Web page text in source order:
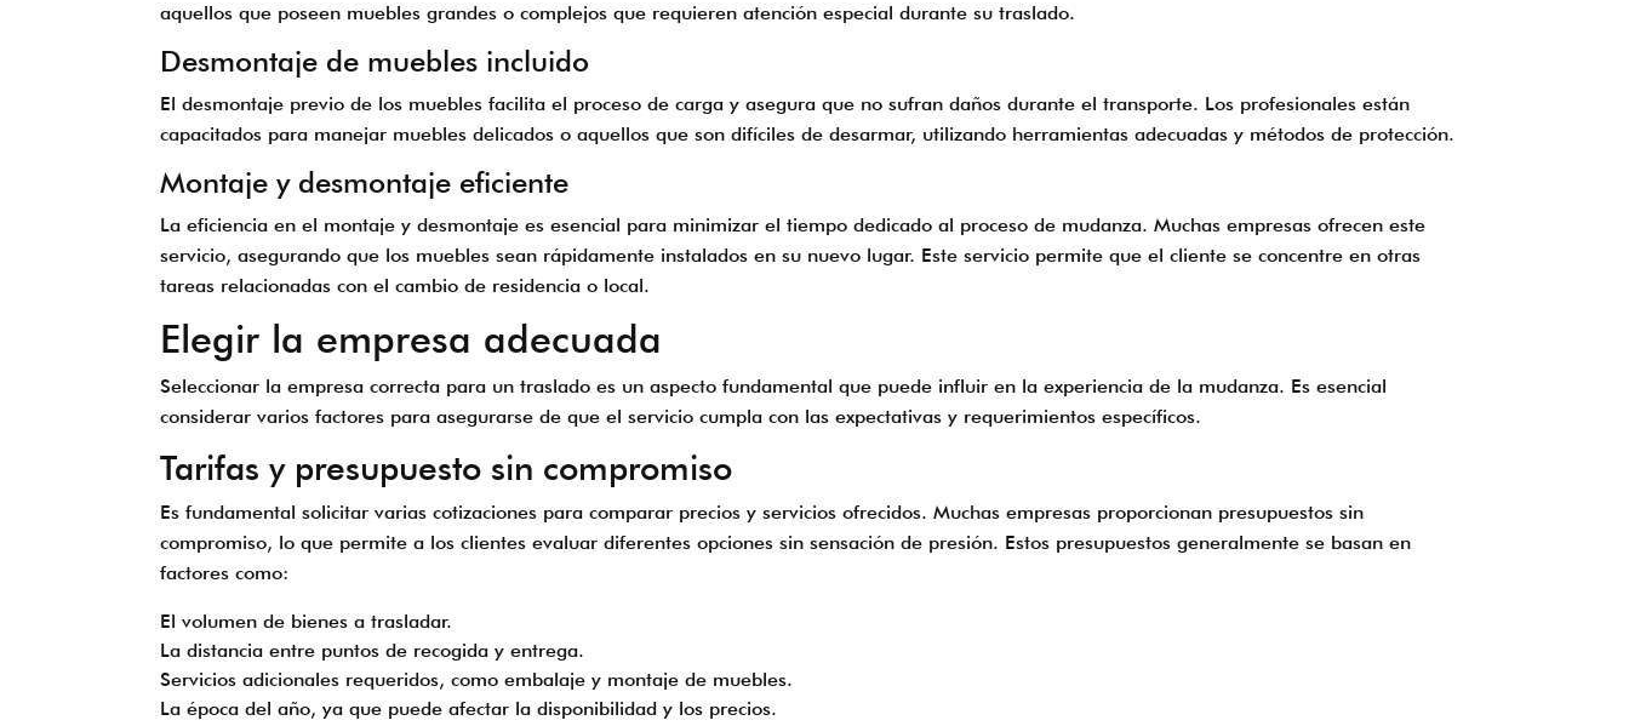
aquellos que poseen muebles grandes o complejos que requieren atención especial durante su traslado.
Desmontaje de muebles incluido
El desmontaje previo de los muebles facilita el proceso de carga y asegura que no sufran daños durante el transporte. Los profesionales están
capacitados para manejar muebles delicados o aquellos que son difíciles de desarmar, utilizando herramientas adecuadas y métodos de protección.
Montaje y desmontaje eficiente
La eficiencia en el montaje y desmontaje es esencial para minimizar el tiempo dedicado al proceso de mudanza. Muchas empresas ofrecen este
servicio, asegurando que los muebles sean rápidamente instalados en su nuevo lugar. Este servicio permite que el cliente se concentre en otras
tareas relacionadas con el cambio de residencia o local.
Elegir la empresa adecuada
Seleccionar la empresa correcta para un traslado es un aspecto fundamental que puede influir en la experiencia de la mudanza. Es esencial
considerar varios factores para asegurarse de que el servicio cumpla con las expectativas y requerimientos específicos.
Tarifas y presupuesto sin compromiso
Es fundamental solicitar varias cotizaciones para comparar precios y servicios ofrecidos. Muchas empresas proporcionan presupuestos sin
compromiso, lo que permite a los clientes evaluar diferentes opciones sin sensación de presión. Estos presupuestos generalmente se basan en
factores como:
El volumen de bienes a trasladar.
La distancia entre puntos de recogida y entrega.
Servicios adicionales requeridos, como embalaje y montaje de muebles.
La época del año, ya que puede afectar la disponibilidad y los precios.